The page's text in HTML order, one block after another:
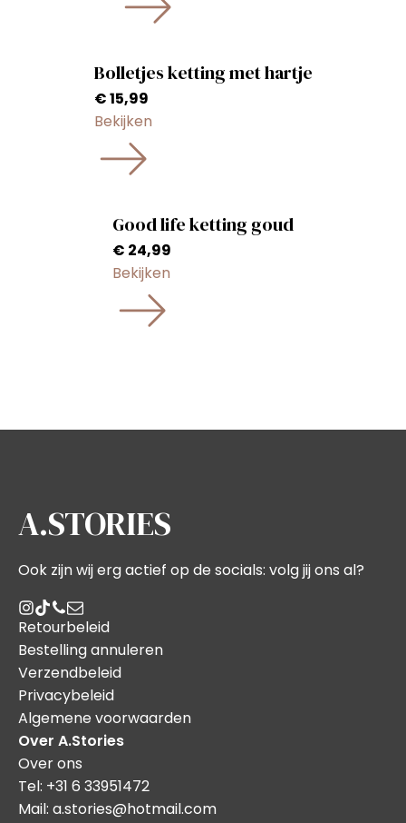
Bolletjes ketting met hartje
€15,99
Bekijken
Good life ketting goud
€ 24,99
Bekijken
A.STORIES
Ook zijn wij erg actief op de socials: volg jij ons al?
Retourbeleid
Bestelling annuleren
Verzendbeleid
Privacybeleid
Algemene voorwaarden
Over A.Stories
Over ons
Tel: +31 6 33951472
Mail: a.stories@hotmail.com